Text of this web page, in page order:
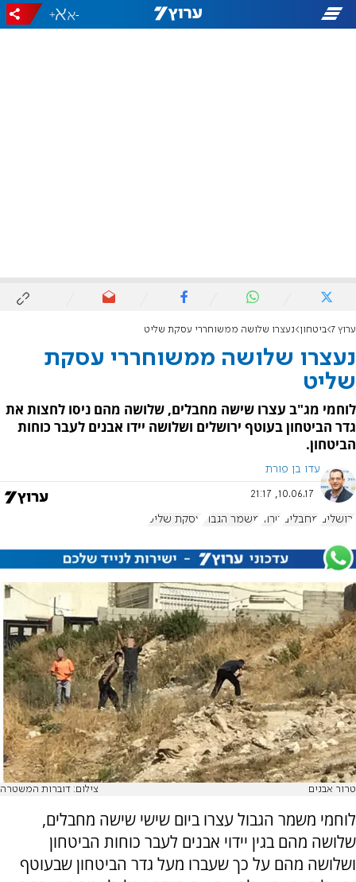
-
+
ערוץ 7 ביטחון נעצרו שלושה ממשוחררי עסקת שליט
נעצרו שלושה ממשוחררי עסקת
שליט
לוחמי מג"ב עצרו שישה מחבלים, שלושה מהם ניסו לחצות את
גדר הביטחון בעוטף ירושלים ושלושה יידו אבנים לעבר כוחות
הביטחון.
עדו בן פורת
10.06.17, 21:17
ירושלים מחבלים טרור משמר הגבול עסקת שליט
טרור אבנים צילום: דוברות המשטרה
לוחמי משמר הגבול עצרו ביום שישי שישה מחבלים,
שלושה מהם בגין יידוי אבנים לעבר כוחות הביטחון
ושלושה מהם על כך שעברו מעל גדר הביטחון שבעוטף